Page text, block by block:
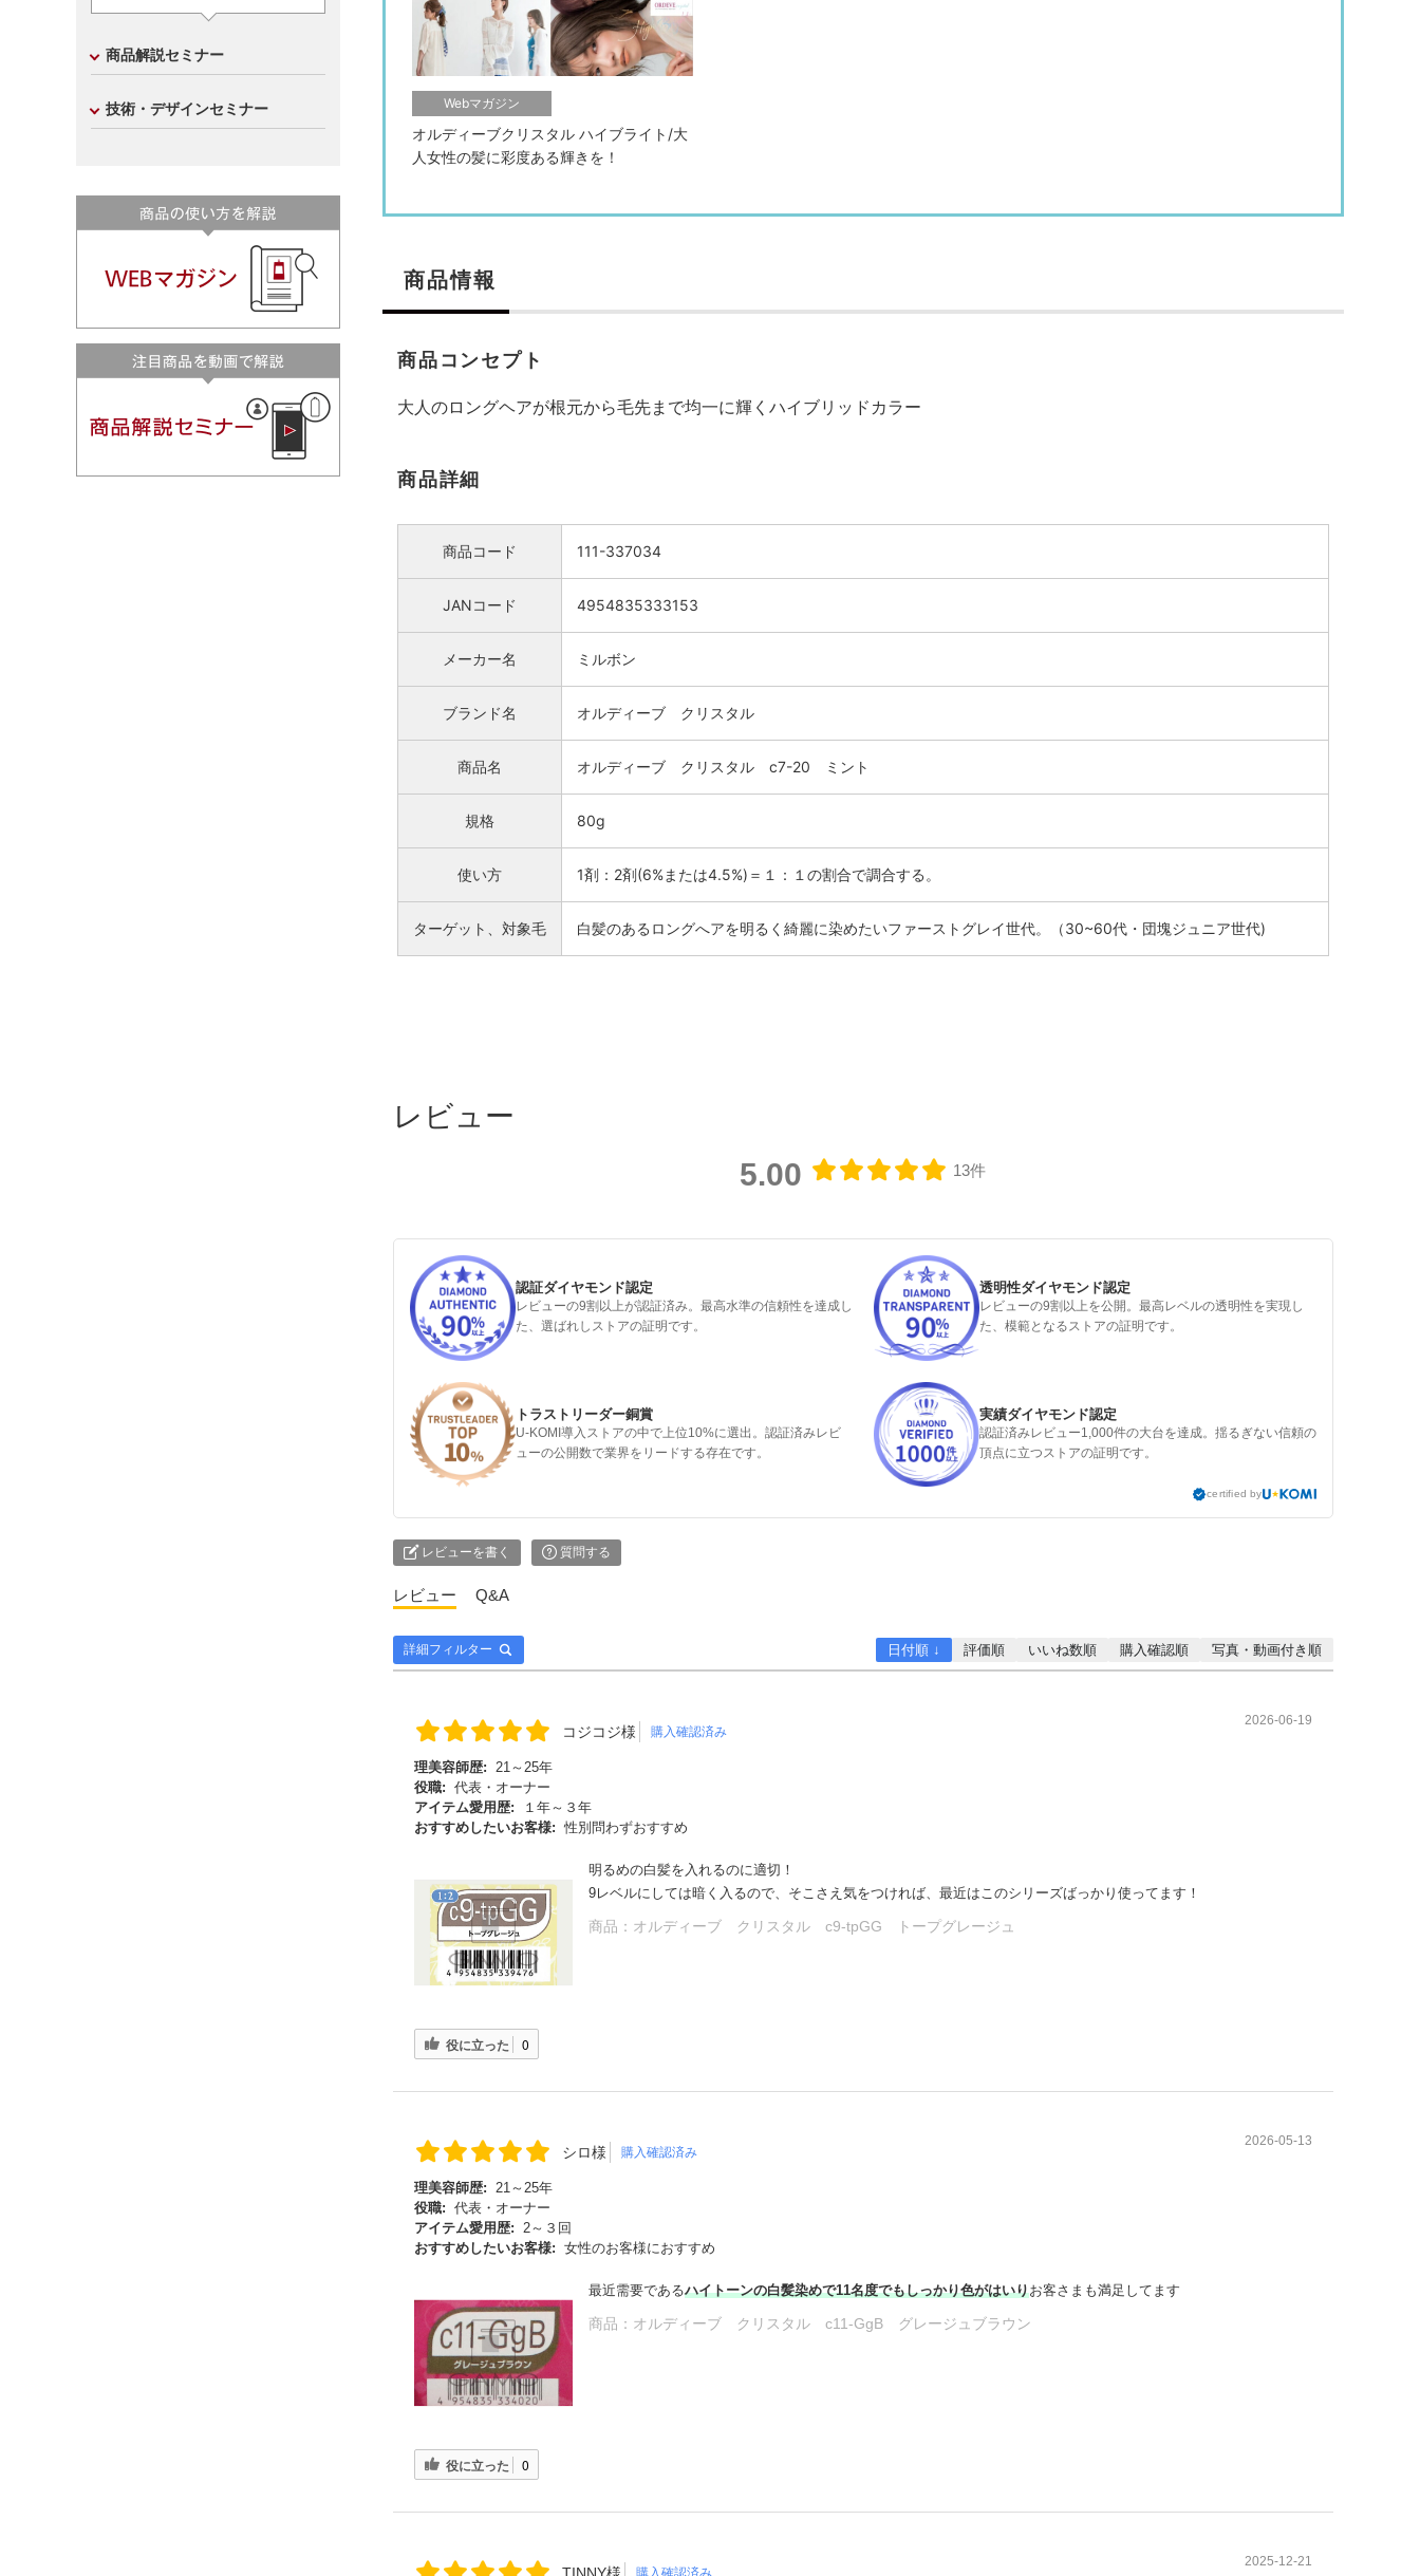
Webマガジン
オルディーブクリスタル ハイブライト/大
人女性の髪に彩度ある輝きを！
商品情報
商品コンセプト
大人のロングヘアが根元から毛先まで均一に輝くハイブリッドカラー
商品詳細
商品コード 111-337034
JANコード 4954835333153
メーカー名 ミルボン
ブランド名 オルディーブ クリスタル
商品名 オルディーブ クリスタル c7-20 ミント
規格 80g
使い方 1剤：2剤(6%または4.5%)＝１：１の割合で調合する。
ターゲット、対象毛 白髪のあるロングへアを明るく綺麗に染めたいファーストグレイ世代。（30~60代・団塊ジュニア世代)
レビュー
5.00 13件
認証ダイヤモンド認定
レビューの9割以上が認証済み。最高水準の信頼性を達成し
た、選ばれしストアの証明です。
透明性ダイヤモンド認定
レビューの9割以上を公開。最高レベルの透明性を実現し
た、模範となるストアの証明です。
トラストリーダー銅賞
U-KOMI導入ストアの中で上位10%に選出。認証済みレビ
ューの公開数で業界をリードする存在です。
実績ダイヤモンド認定
認証済みレビュー1,000件の大台を達成。揺るぎない信頼の
頂点に立つストアの証明です。
certified by
レビューを書く 質問する
レビュー Q&A
詳細フィルター 日付順 ↓ 評価順 いいね数順 購入確認順 写真・動画付き順
コジコジ様 購入確認済み
2026-06-19
理美容師歴:
21～25年
役職: 代表・オーナー
アイテム愛用歴:
１年～３年
おすすめしたいお客様: 性別問わずおすすめ
明るめの白髪を入れるのに適切！
9レベルにしては暗く入るので、そこさえ気をつければ、最近はこのシリーズばっかり使ってます！
商品： オルディーブ クリスタル c9-tpGG トープグレージュ
役に立った 0
シロ様 購入確認済み
2026-05-13
理美容師歴:
21～25年
役職: 代表・オーナー
アイテム愛用歴:
2～３回
おすすめしたいお客様: 女性のお客様におすすめ
最近需要であるハイトーンの白髪染めで11名度でもしっかり色がはいりお客さまも満足してます
商品： オルディーブ クリスタル c11-GgB グレージュブラウン
役に立った 0
TINNY様 購入確認済み
2025-12-21
商品解説セミナー
技術・デザインセミナー